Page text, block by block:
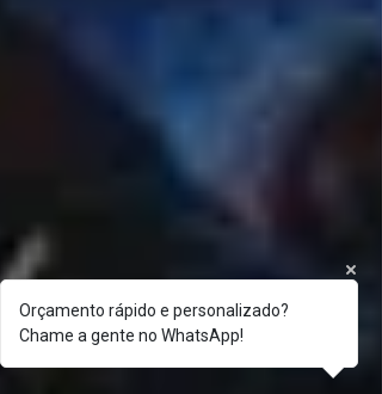
Orçamento rápido e personalizado?
Chame a gente no WhatsApp!